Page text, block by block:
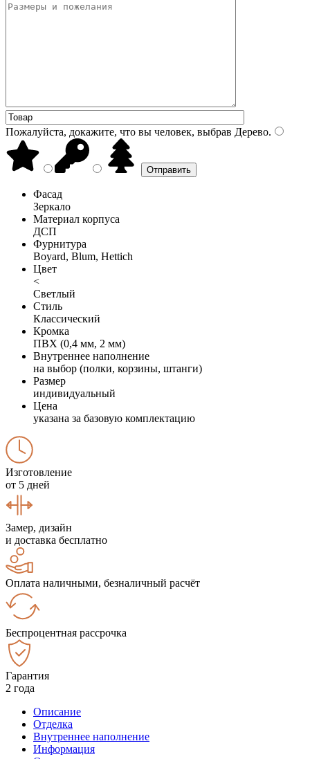
Пожалуйста, докажите, что вы человек, выбрав Дерево.
Фасад
Зеркало
Материал корпуса
ДСП
Фурнитура
Boyard, Blum, Hettich
Цвет
<
Светлый
Стиль
Классический
Кромка
ПВХ (0,4 мм, 2 мм)
Внутреннее наполнение
на выбор (полки, корзины, штанги)
Размер
индивидуальный
Цена
указана за базовую комплектацию
Изготовление
от 5 дней
Замер, дизайн
и доставка бесплатно
Оплата наличными, безналичный расчёт
Беспроцентная рассрочка
Гарантия
2 года
Описание
Отделка
Внутреннее наполнение
Информация